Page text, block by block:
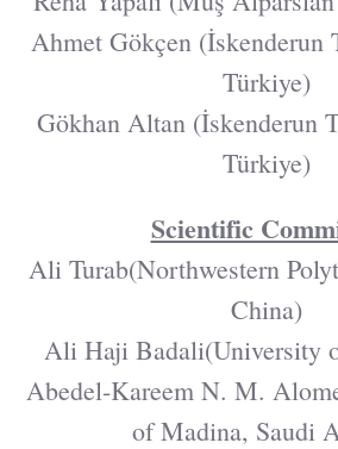
Ahmet Gökçen (İskenderun
Türkiye)
Gökhan Altan (İskenderun
Türkiye)
Scientific
Ali Turab(Northwestern
China)
Ali Haji Badali(University
Abedel-Kareem N. M.
of Madina, Saudi